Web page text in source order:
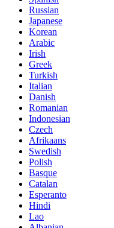
Russian
Japanese
Korean
Arabic
Irish
Greek
Turkish
Italian
Danish
Romanian
Indonesian
Czech
Afrikaans
Swedish
Polish
Basque
Catalan
Esperanto
Hindi
Lao